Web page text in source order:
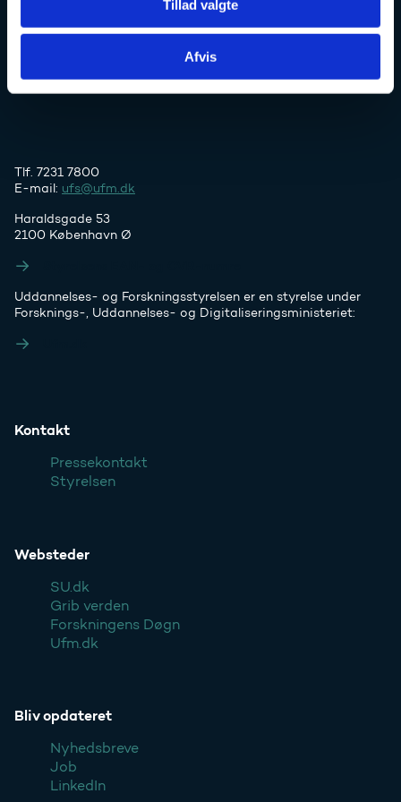
Tillad valgte
Afvis
Uddannelses- og Forskningsstyrelsen
Tlf. 7231 7800
E-mail: ufs@ufm.dk
Haraldsgade 53
2100 København Ø
Uddannelses- og Forskningsstyrelsen er en styrelse under
Forsknings-, Uddannelses- og Digitaliseringsministeriet:
Kontakt
Pressekontakt
Styrelsen
Websteder
SU.dk
Grib verden
Forskningens Døgn
Ufm.dk
Bliv opdateret
Nyhedsbreve
Job
LinkedIn